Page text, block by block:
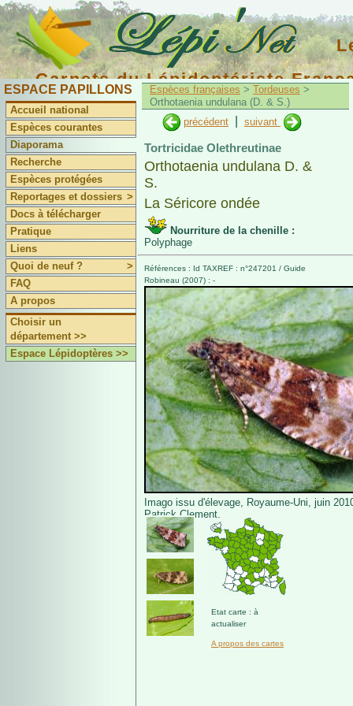
Carnets du Lépidoptériste
ESPACE PAPILLONS
Accueil national
Espèces courantes
Diaporama
Recherche
Espèces protégées
Reportages et dossiers >
Docs à télécharger
Pratique
Liens
Quoi de neuf ?
>
FAQ
A propos
Choisir un
département >>
Espace Lépidoptères >>
Espèces françaises > Tordeuses >
Orthotaenia undulana (D. & S.)
précédent
suivant
Tortricidae Olethreutinae
Orthotaenia undulana D. &
S.
La Séricore ondée
Nourriture de la chenille :
Polyphage
Références : Id TAXREF : n°247201 / Guide
Robineau (2007) : -
Imago issu d'élevage, Royaume-Uni, juin
Patrick Clement.
Etat carte : à
actualiser
A propos des cartes